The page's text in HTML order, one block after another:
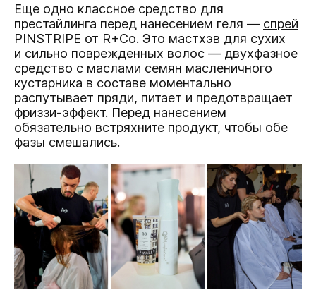
Еще одно классное средство для
престайлинга перед нанесением геля — спрей
PINSTRIPE от R+Co. Это мастхэв для сухих
и сильно поврежденных волос — двухфазное
средство с маслами семян масленичного
кустарника в составе моментально
распутывает пряди, питает и предотвращает
фриззи-эффект. Перед нанесением
обязательно встряхните продукт, чтобы обе
фазы смешались.